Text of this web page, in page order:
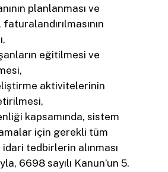
planlanması ve
eğitilmesi ve
aktivitelerinin
kapsamında, sistem
için gerekli tüm
tedbirlerin alınması
6698 sayılı Kanun’un 5.